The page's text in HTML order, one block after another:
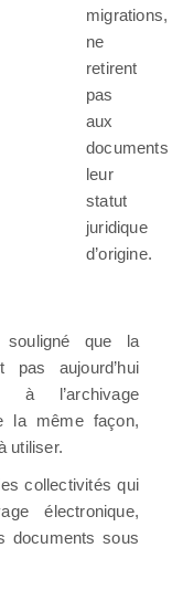
migrations,
ne
retirent
pas
aux
documents
leur
statut
juridique
d’origine.
souligné que la
aujourd’hui
à l’archivage
la même façon,
utiliser.
collectivités qui
électronique,
documents sous